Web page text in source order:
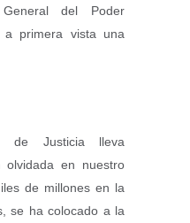
del Poder
a primera vista una
de Justicia lleva
olvidada en nuestro
de millones en la
se ha colocado a la